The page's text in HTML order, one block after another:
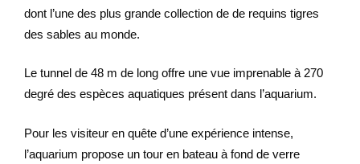
dont l’une des plus grande collection de de requins tigres
des sables au monde.
Le tunnel de 48 m de long offre une vue imprenable à 270
degré des espèces aquatiques présent dans l’aquarium.
Pour les visiteur en quête d’une expérience intense,
l’aquarium propose un tour en bateau à fond de verre